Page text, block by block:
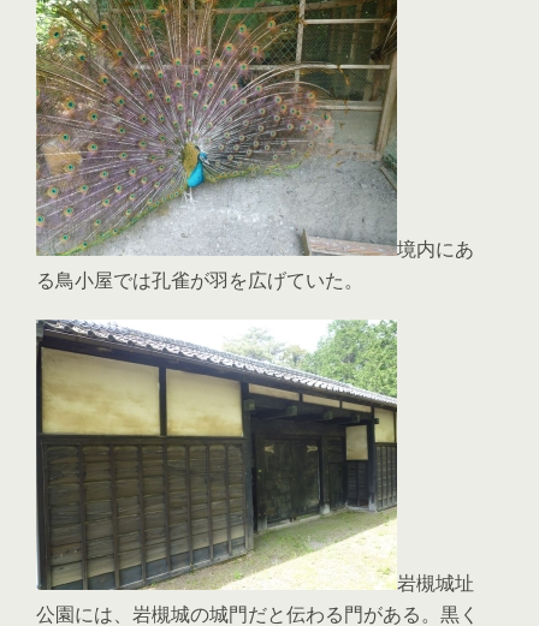
境内にあ
る鳥小屋では孔雀が羽を広げていた。
岩槻城址
公園には、岩槻城の城門だと伝わる門がある。黒く